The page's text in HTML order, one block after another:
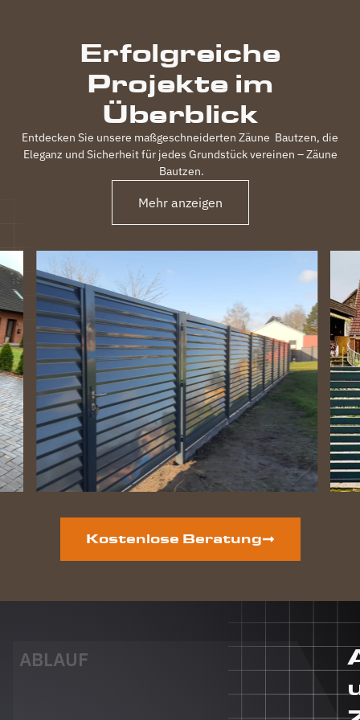
elektrischem
Einfahrtstor
und 2
Gartentüren,
waren
120m
Zaun in 3
nicht ganz
Bachlauf)
ist der
Zaun
perfekt
geworden
und die
lieben
ihre
gewonnene
Freiheit.
vorderen
Grundstücksseite
Zaun
geplant.
wird auf
Erfolgreiche
Projekte im
Überblick
Entdecken Sie unsere maßgeschneiderten Zäune Bautzen, die
Eleganz und Sicherheit für jedes Grundstück vereinen – Zäune
Bautzen.
Mehr anzeigen
Kostenlose Beratung
ABLAUF